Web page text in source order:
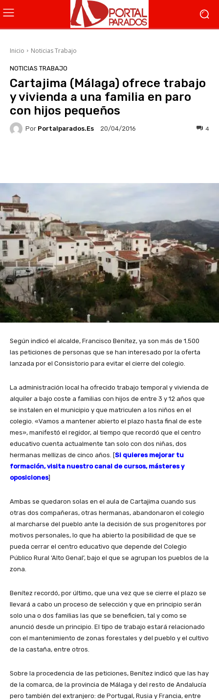
Inicio Noticias Trabajo
NOTICIAS TRABAJO
Cartajima (Málaga) ofrece trabajo
y vivienda a una familia en paro
con hijos pequeños
Por Portalparados.es 20/04/2016 4
Según indicó el alcalde, Francisco Benítez, ya son más de 1.500
las peticiones de personas que se han interesado por la oferta
lanzada por el Consistorio para evitar el cierre del colegio.
La administración local ha ofrecido trabajo temporal y vivienda de
alquiler a bajo coste a familias con hijos de entre 3 y 12 años que
se instalen en el municipio y que matriculen a los niños en el
colegio. «Vamos a mantener abierto el plazo hasta final de este
mes», manifestó el regidor, al tiempo que recordó que el centro
educativo cuenta actualmente tan solo con dos niñas, dos
hermanas mellizas de cinco años. [Si quieres mejorar tu
formación, visita nuestro canal de cursos, másteres y
oposiciones]
Ambas se quedaron solas en el aula de Cartajima cuando sus
otras dos compañeras, otras hermanas, abandonaron el colegio
al marcharse del pueblo ante la decisión de sus progenitores por
motivos personales, lo que ha abierto la posibilidad de que se
pueda cerrar el centro educativo que depende del Colegio
Público Rural ‘Alto Genal’, bajo el que se agrupan los pueblos de la
zona.
Benítez recordó, por último, que una vez que se cierre el plazo se
llevará a cabo un proceso de selección y que en principio serán
solo una o dos familias las que se beneficien, tal y como se
anunció desde un principio. El tipo de trabajo estará relacionado
con el mantenimiento de zonas forestales y del pueblo y el cultivo
de la castaña, entre otros.
Sobre la procedencia de las peticiones, Benítez indicó que las hay
de la comarca, de la provincia de Málaga y del resto de Andalucía
pero también del extranjero: de Portugal, Rusia y Francia, entre